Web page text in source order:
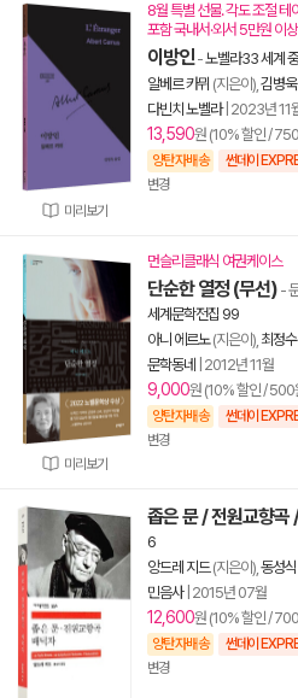
미리보기
8월 특별 선물. 각도 조절 테
포함 국내서·외서 5만원 이
이방인-노벨라33 세계
알베르 카뮈 (지은이), 김병욱
다빈치 노벨라| 2023년 11
13,590원 (10% 할인 /
양탄자배송 썬데이
변경
미리보기
먼슬리클래식 여권케이스
단순한 열정 (무선) -
세계문학전집 99
아니 에르노(지은이), 최정수
문학동네
2012년 11월
9,000원 (10% 할인 / 500
양탄자배송 썬데이
변경
좁은 문 / 전원교향곡
6
앙드레 지드(지은이), 동성식
민음사| 2015년 07월
12,600원 (10% 할인 /
양탄자배송 썬데이
변경